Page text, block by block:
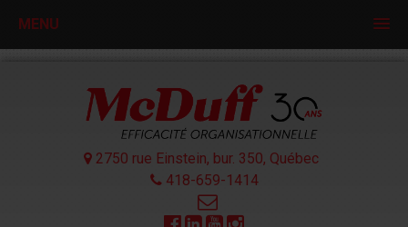
MENU
2750 rue Einstein, bur. 350, Québec
418-659-1414